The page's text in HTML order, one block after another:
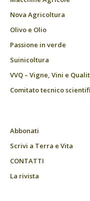
Nova Agricoltura
Olivo e Olio
Passione in verde
Suinicoltura
VVQ – Vigne, Vini e
Comitato tecnico
Abbonati
Scrivi a Terra e Vita
CONTATTI
La rivista